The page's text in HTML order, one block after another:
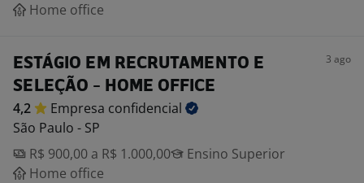
Home office
ESTÁGIO EM RECRUTAMENTO E
SELEÇÃO - HOME OFFICE
3 ago
4,2 Empresa confidencial
São Paulo - SP
R$ 900,00 a R$ 1.000,00
Ensino Superior
Home office